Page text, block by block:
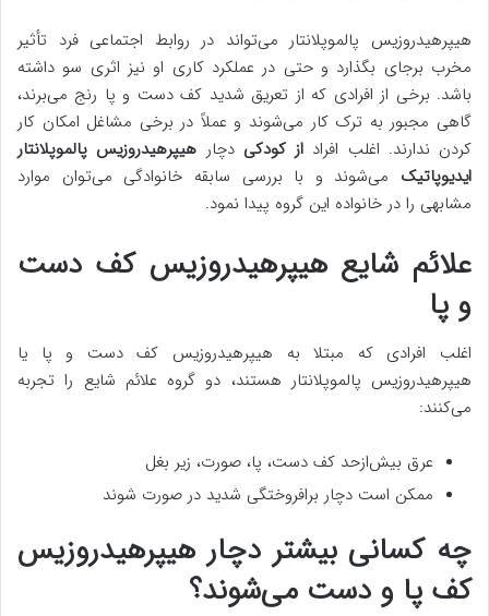
هیپرهیدروزیس پالموپلانتار می‌تواند در روابط اجتماعی فرد تأثیر
مخرب برجای بگذارد و حتی در عملکرد کاری او نیز اثری سو داشته
باشد. برخی از افرادی که از تعریق شدید کف دست و پا رنج می‌برند،
گاهی مجبور به ترک کار می‌شوند و عملاً در برخی مشاغل امکان کار
کردن ندارند. اغلب افراد از کودکی دچار هیپرهیدروزیس پالموپلانتار
ایدیوپاتیک می‌شوند و با بررسی سابقه خانوادگی می‌توان موارد
مشابهی را در خانواده این گروه پیدا نمود.
علائم شایع هیپرهیدروزیس کف دست
و پا
اغلب افرادی که مبتلا به هیپرهیدروزیس کف دست و پا یا
هیپرهیدروزیس پالموپلانتار هستند، دو گروه علائم شایع را تجربه
می‌کنند:
عرق بیش‌ازحد کف دست، پا، صورت، زیر بغل
ممکن است دچار برافروختگی شدید در صورت شوند
چه کسانی بیشتر دچار هیپرهیدروزیس
کف پا و دست می‌شوند؟